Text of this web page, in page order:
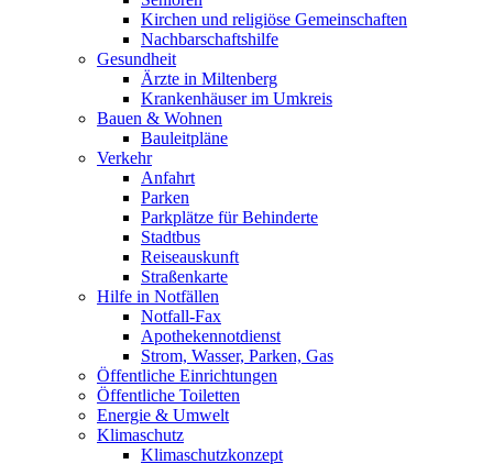
Kirchen und religiöse Gemeinschaften
Nachbarschaftshilfe
Gesundheit
Ärzte in Miltenberg
Krankenhäuser im Umkreis
Bauen & Wohnen
Bauleitpläne
Verkehr
Anfahrt
Parken
Parkplätze für Behinderte
Stadtbus
Reiseauskunft
Straßenkarte
Hilfe in Notfällen
Notfall-Fax
Apothekennotdienst
Strom, Wasser, Parken, Gas
Öffentliche Einrichtungen
Öffentliche Toiletten
Energie & Umwelt
Klimaschutz
Klimaschutzkonzept